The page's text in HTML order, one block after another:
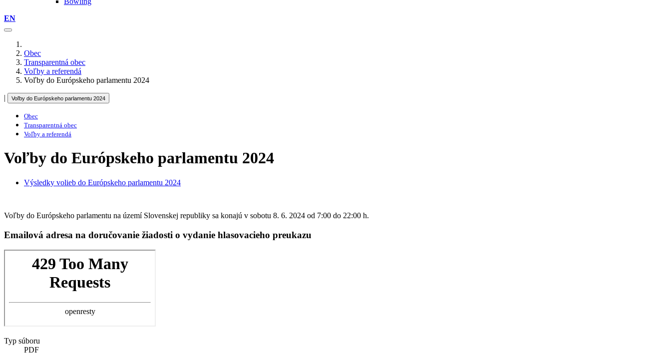
EN
Obec
Transparentná obec
Voľby a referendá
Voľby do Európskeho parlamentu 2024
| Voľby do Európskeho parlamentu 2024
Obec
Transparentná obec
Voľby a referendá
Voľby do Európskeho parlamentu 2024
Výsledky volieb do Európskeho parlamentu 2024
Voľby do Európskeho parlamentu na území Slovenskej republiky sa konajú v sobotu 8. 6. 2024 od 7:00 do 22:00 h.
Emailová adresa na doručovanie žiadosti o vydanie hlasovacieho preukazu
Typ súboru
PDF